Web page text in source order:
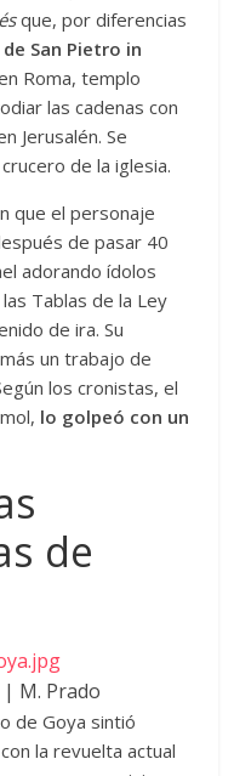
que, por diferencias
San Pietro in
Roma, templo
las cadenas con
Jerusalén. Se
de la iglesia.
que el personaje
de pasar 40
adorando ídolos
Tablas de la Ley
de ira. Su
un trabajo de
los cronistas, el
lo golpeó con un
de
| M. Prado
de Goya sintió
la revuelta actual